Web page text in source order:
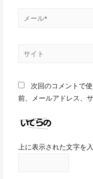
次回のコメントで
前、メールアドレス、
上に表示された文字を